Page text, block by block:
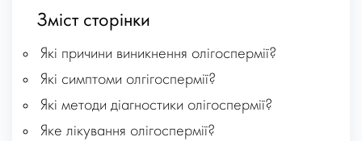
Зміст сторінки
Які причини виникнення олігоспермії?
Які симптоми олгігоспермії?
Які методи діагностики олігоспермії?
Яке лікування олігоспермії?